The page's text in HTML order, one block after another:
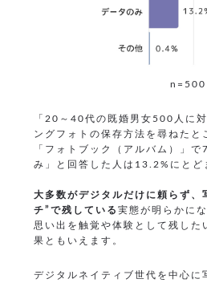
n=500
「20～40代の既婚男女500人に
ングフォトの保存方法を尋ねたと
「フォトブック（アルバム）」
み」と回答した人は13.2%にとど
大多数がデジタルだけに頼らず、
チ”で残している実態が明らかに
思い出を触覚や体験として残した
果ともいえます。
デジタルネイティブ世代を中心に